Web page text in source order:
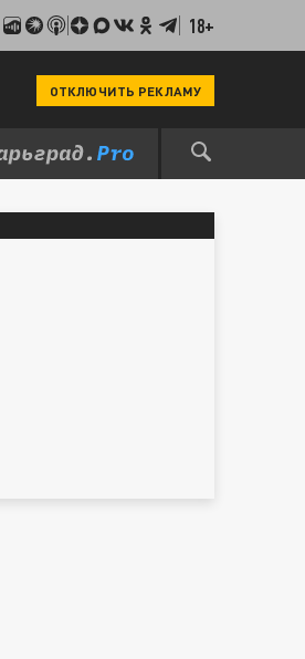
18+
ОТКЛЮЧИТЬ РЕКЛАМУ